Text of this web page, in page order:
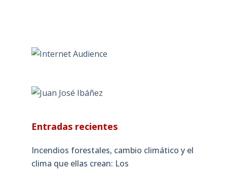
Entradas recientes
Incendios forestales, cambio climático y el
clima que ellas crean: Los